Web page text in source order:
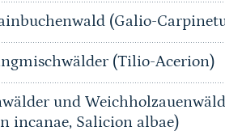
(Galio-
(Tilio-Acerion)
und
incanae, Salicion albae)